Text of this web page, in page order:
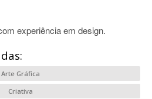
experiência em design.
Arte Gráfica
Criativa